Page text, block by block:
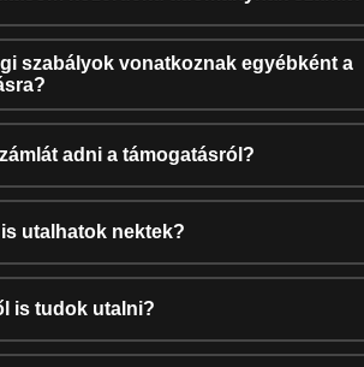
szabályok vonatkoznak egyébként a
adni a támogatásról?
utalhatok nektek?
is tudok utalni?